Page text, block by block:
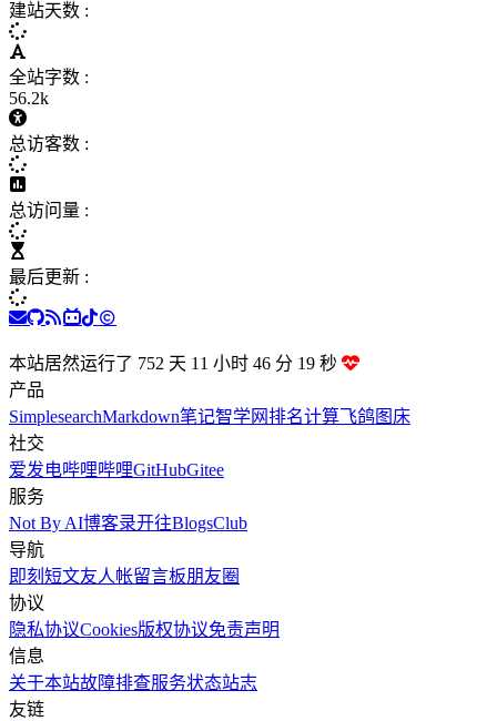
建站天数 :
全站字数 :
56.2k
总访客数 :
总访问量 :
最后更新 :
本站居然运行了 752 天 11 小时 46 分 20 秒
产品
SimplesearchMarkdown笔记智学网排名计算飞鸽图床
社交
爱发电哔哩哔哩GitHubGitee
服务
Not By AI博客录开往BlogsClub
导航
即刻短文友人帐留言板朋友圈
协议
隐私协议Cookies版权协议免责声明
信息
关于本站故障排查服务状态站志
友链